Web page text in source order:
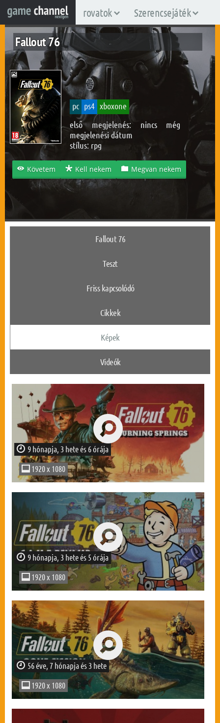
rovatok Szerencsejáték
Fallout 76
pc ps4 xboxone
első megjelenés: nincs még
megjelenési dátum
stílus: rpg
Követem Kell nekem Megvan nekem
Fallout 76
Teszt
Friss kapcsolódó
Cikkek
Képek
Videók
1920 x 1080
9 hónapja, 3 hete és 6 órája
1920 x 1080
9 hónapja, 3 hete és 5 órája
1920 x 1080
56 éve, 7 hónapja és 3 hete